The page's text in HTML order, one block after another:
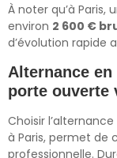
À noter qu’à
environ 2 600 €
d’évolution rapide
Alternance
porte ouverte
Choisir
à Paris, permet de
professionnelle.